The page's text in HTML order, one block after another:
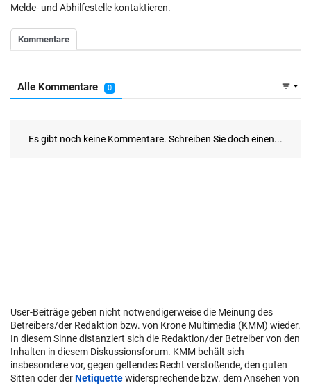
Melde- und Abhilfestelle kontaktieren.
User-Beiträge geben nicht notwendigerweise die Meinung des
Betreibers/der Redaktion bzw. von Krone Multimedia (KMM) wieder.
In diesem Sinne distanziert sich die Redaktion/der Betreiber von den
Inhalten in diesem Diskussionsforum. KMM behält sich
insbesondere vor, gegen geltendes Recht verstoßende, den guten
Sitten oder derNetiquettewidersprechende bzw. dem Ansehen von